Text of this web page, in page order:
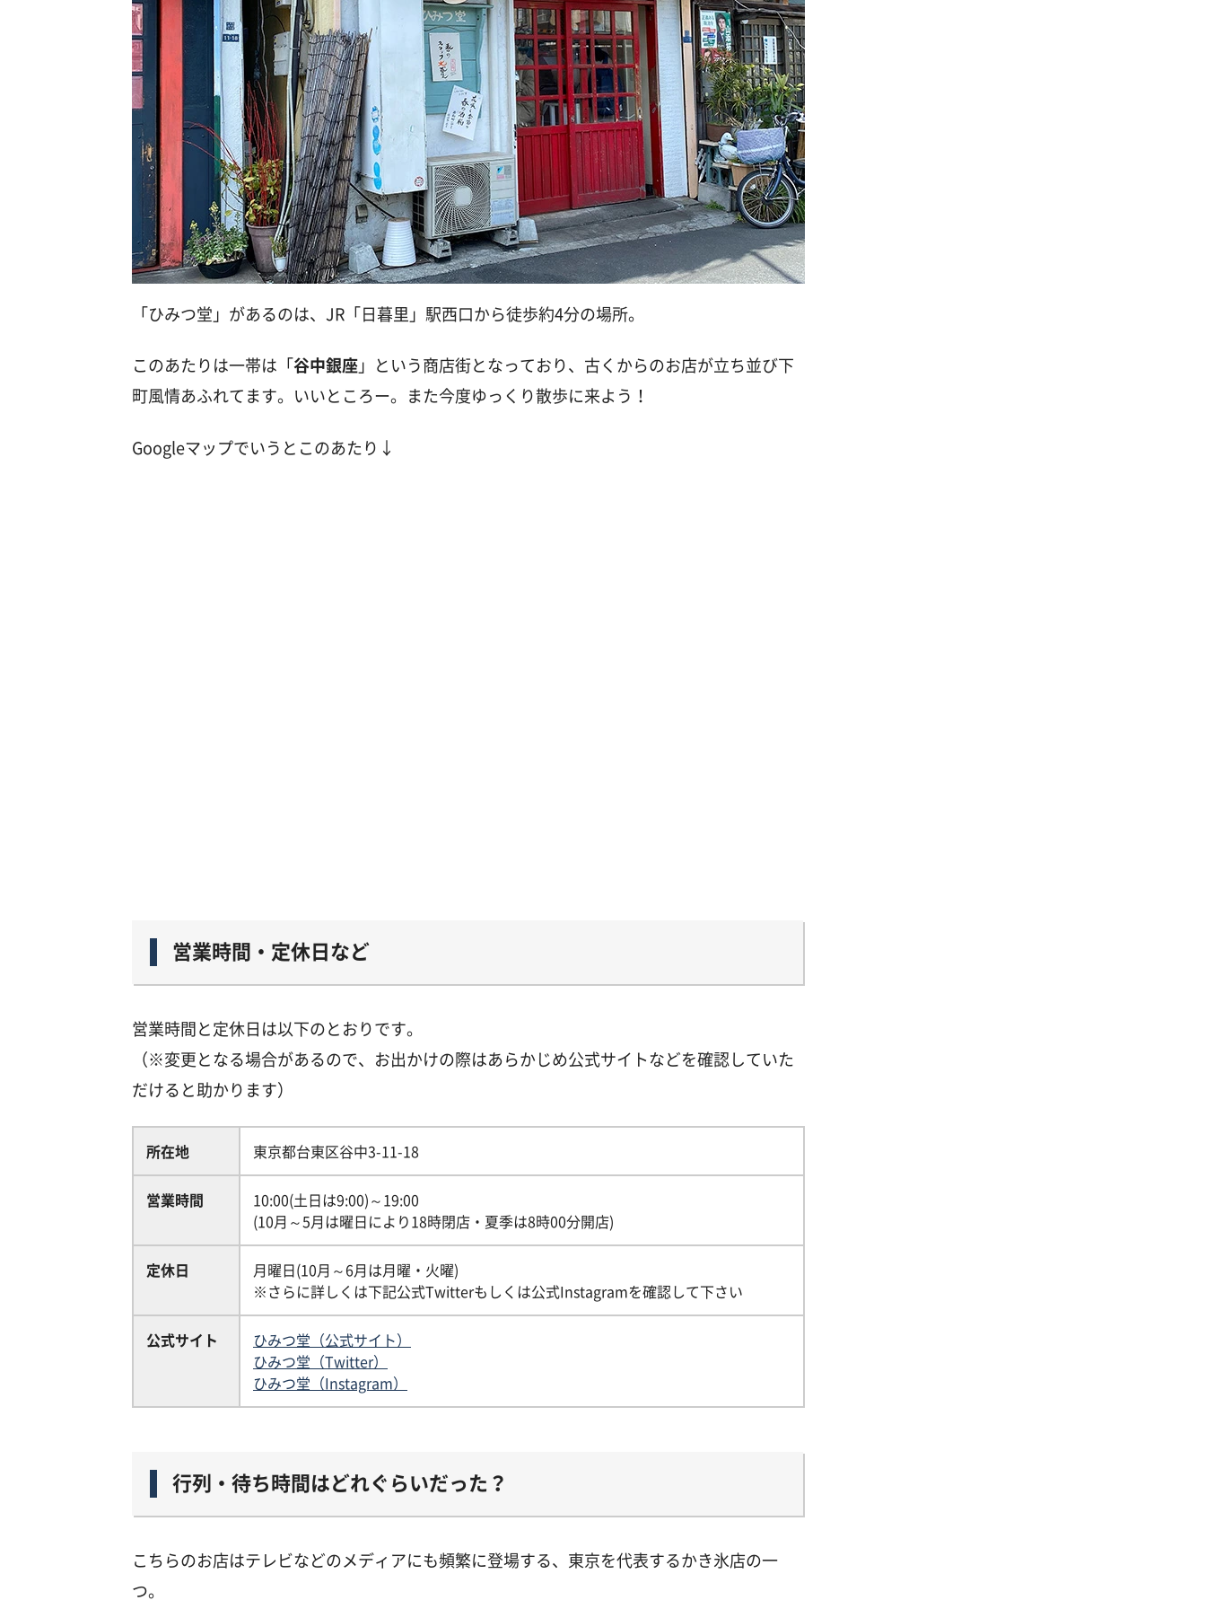
「ひみつ堂」があるのは、JR「日暮里」駅西口から徒歩約4分の場所。
このあたりは一帯は「谷中銀座」という商店街となっており、古くからのお店が立ち並び下
町風情あふれてます。いいところー。また今度ゆっくり散歩に来よう！
Googleマップでいうとこのあたり↓
営業時間・定休日など
営業時間と定休日は以下のとおりです。
（※変更となる場合があるので、お出かけの際はあらかじめ公式サイトなどを確認していた
だけると助かります）
所在地 東京都台東区谷中3-11-18
営業時間
10:00(土日は9:00)～19:00
(10月～5月は曜日により18時閉店・夏季は8時00分開店)
定休日
月曜日(10月～6月は月曜・火曜)
※さらに詳しくは下記公式Twitterもしくは公式Instagramを確認して下さい
公式サイト
ひみつ堂（公式サイト）
ひみつ堂（Twitter）
ひみつ堂（Instagram）
行列・待ち時間はどれぐらいだった？
こちらのお店はテレビなどのメディアにも頻繁に登場する、東京を代表するかき氷店の一
つ。